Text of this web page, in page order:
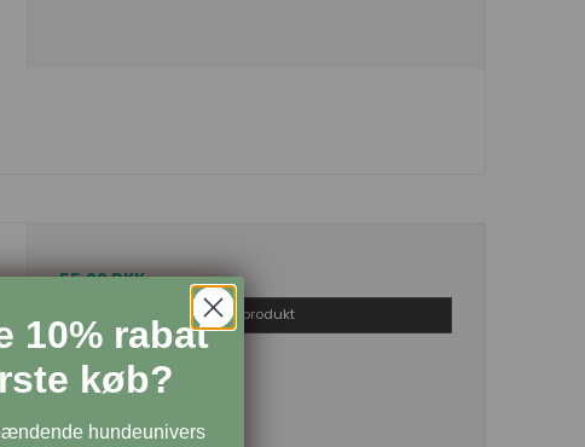
55,00 DKK
Vis produkt
10% rabat
køb?
hundeunivers